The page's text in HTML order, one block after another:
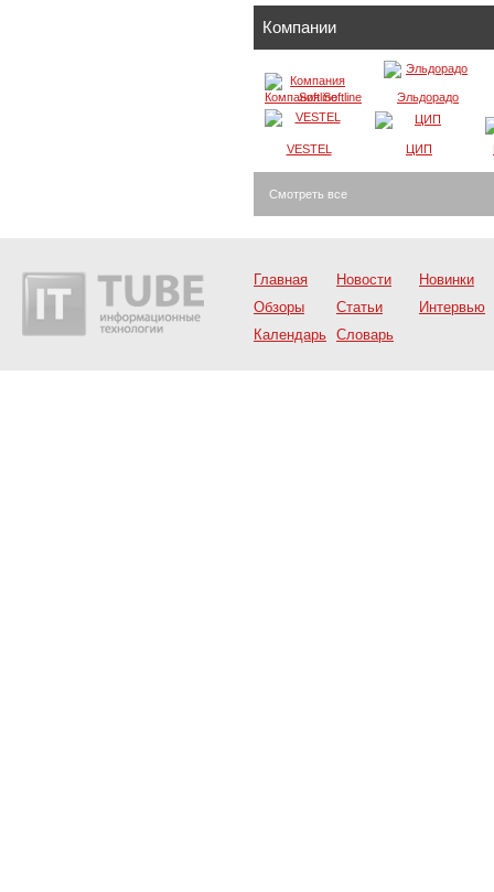
Компании
Компания Softline Эльдорадо
VESTEL ЦИП
Смотреть все
Главная Новости
Новинки
Обзоры
Статьи
Интервью
Календарь Словарь